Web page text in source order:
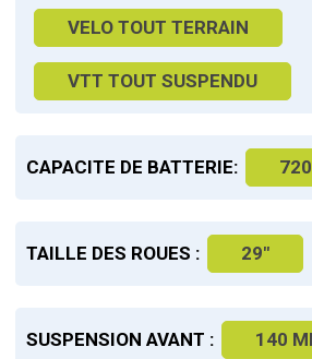
VELO TOUT TERRAIN
VTT TOUT SUSPENDU
CAPACITE DE BATTERIE:
TAILLE DES ROUES : 29"
SUSPENSION AVANT : 140